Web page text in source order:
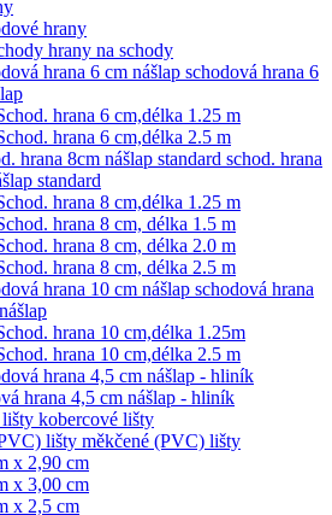
hrany
hrany na schody
schodová hrana 6
hrana 6 cm,délka 1.25 m
hrana 6 cm,délka 2.5 m
schod. hrana
standard
hrana 8 cm,délka 1.25 m
hrana 8 cm, délka 1.5 m
hrana 8 cm, délka 2.0 m
hrana 8 cm, délka 2.5 m
schodová hrana
hrana 10 cm,délka 1.25m
hrana 10 cm,délka 2.5 m
hrana 4,5 cm nášlap - hliník
kobercové lišty
měkčené (PVC) lišty
x 2,90 cm
x 3,00 cm
x 2,5 cm